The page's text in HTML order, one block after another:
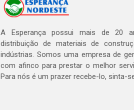
A Esperança possui mais de 20
distribuição de materiais de
indústrias. Somos uma empresa de
com afinco para prestar o melhor
Para nós é um prazer recebe-lo, sinta-